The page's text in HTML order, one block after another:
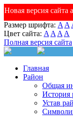
Новая версия сайта
Размер шрифта: A A
Цвет сайта: A A A A
Полная версия сайта
Главная
Район
Общая
История
Устав